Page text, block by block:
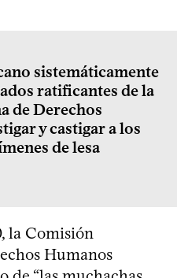
sistemáticamente
ratificantes de la
de Derechos
y castigar a los
de lesa
la Comisión
Humanos